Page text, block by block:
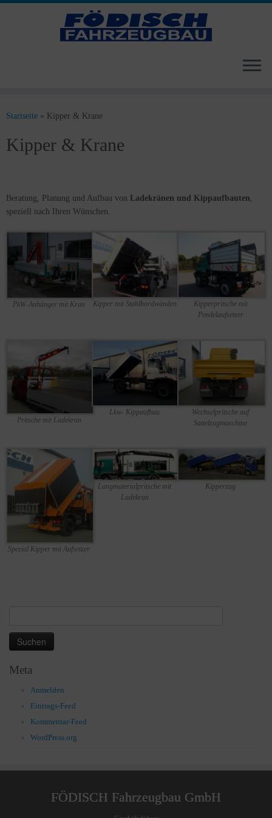
Inhalt
Startseite » Kipper & Krane
Kipper & Krane
Beratung, Planung und Aufbau von Ladekränen und Kippaufbauten,
speziell nach Ihren Wünschen.
PkW-Anhänger mit Kran Kipper mit Stahlbordwänden
Kipperpritsche mit
Pendelaufsetzer
Pritsche mit Ladekran
Lkw- Kippaufbau
Wechselpritsche auf
Sattelzugmaschine
Spezial Kipper mit Aufsetzer
Langmaterialpritsche mit
Ladekran
Kipperzug
Meta
Anmelden
Eintrags-Feed
Kommentar-Feed
WordPress.org
FÖDISCH Fahrzeugbau GmbH